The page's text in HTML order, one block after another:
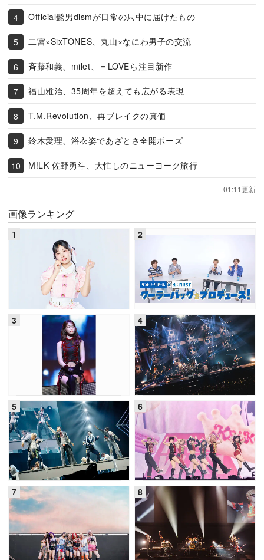
Official髭男dismが日常の只中に届けたもの
二宮×SixTONES、丸山×なにわ男子の交流
斉藤和義、milet、＝LOVEら注目新作
福山雅治、35周年を超えても広がる表現
T.M.Revolution、再ブレイクの真価
鈴木愛理、浴衣姿であざとさ全開ポーズ
M!LK 佐野勇斗、大忙しのニューヨーク旅行
01:11更新
画像ランキング